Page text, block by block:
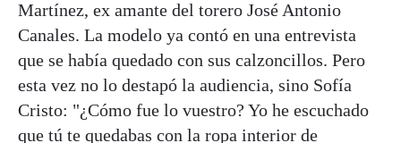
Martínez, ex amante del torero José Antonio
Canales. La modelo ya contó en una entrevista
que se había quedado con sus calzoncillos. Pero
esta vez no lo destapó la audiencia, sino Sofía
Cristo: "¿Cómo fue lo vuestro? Yo he escuchado
que tú te quedabas con la ropa interior de